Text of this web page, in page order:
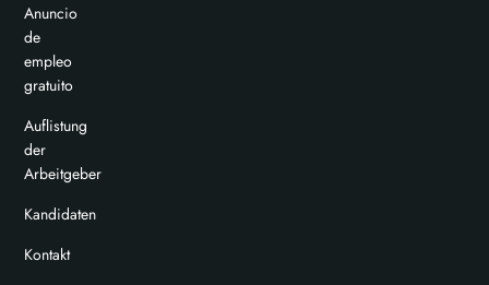
Anuncio
de
empleo
gratuito
Auflistung
der
Arbeitgeber
Kandidaten
Kontakt